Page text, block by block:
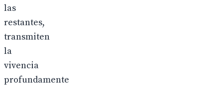
las
restantes,
transmiten
la
vivencia
profundamente